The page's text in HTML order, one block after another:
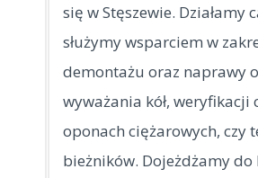
się w Stęszewie. Działamy
służymy wsparciem w
demontażu oraz naprawy
wyważania kół, weryfikacji
oponach ciężarowych, czy
bieżników. Dojeżdżamy